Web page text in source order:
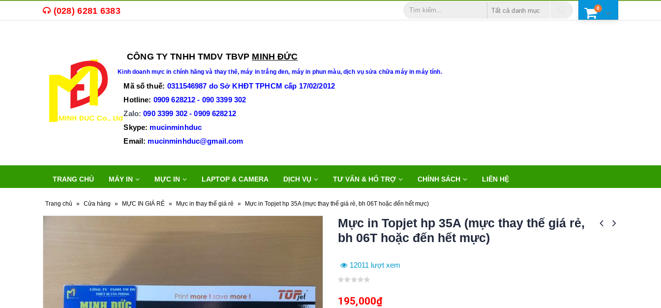
(028) 6281 6383 Tất cả danh mục 0
CÔNG TY TNHH TMDV TBVP MINH ĐỨC
Kinh doanh mực in chính hãng và thay thế,máy in trắng đen, máy in phun màu, dịch vụ sửa chữa máy in máy tính.
Mã số thuế: 0311546987 do Sở KHĐT TPHCM cấp 17/02/2012
Hotline: 0909 628212 - 090 3399 302
Zalo:090 3399 302 -0909 628212
Skype: mucinminhduc
Email: mucinminhduc@gmail.com
TRANG CHỦ MÁY IN MỰC IN LAPTOP & CAMERA DỊCH VỤ TƯ VẤN & HỔ TRỢ CHÍNH SÁCH LIÊN HỆ
Trang chủ » Cửa hàng » MỰC IN GIÁ RẺ » Mực in thay thế giá rẻ » Mực in Topjet hp 35A (mực thay thế giá rẻ, bh 06T hoặc đến hết mực)
Mực in Topjet hp 35A (mực thay thế giá rẻ,
bh 06T hoặc đến hết mực)
12011 lượt xem
of
195,000₫